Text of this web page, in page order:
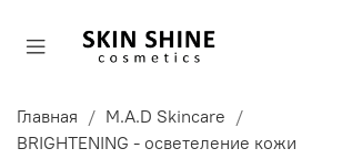
Главная
M.A.D Skincare
BRIGHTENING - осветеление кожи